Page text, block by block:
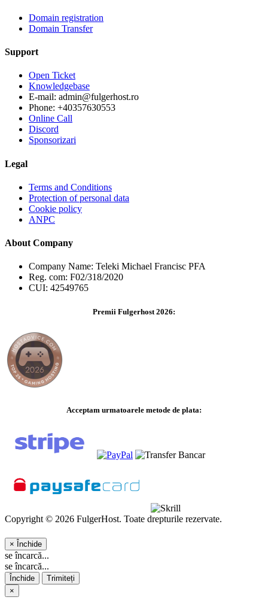
Domain registration
Domain Transfer
Support
Open Ticket
Knowledgebase
E-mail: admin@fulgerhost.ro
Phone: +40357630553
Online Call
Discord
Sponsorizari
Legal
Terms and Conditions
Protection of personal data
Cookie policy
ANPC
About Company
Company Name: Teleki Michael Francisc PFA
Reg. com: F02/318/2020
CUI: 42549765
Premii Fulgerhost 2026:
Acceptam urmatoarele metode de plata:
Copyright © 2026 FulgerHost. Toate drepturile rezervate.
× Închide
se încarcă...
se încarcă...
Închide
Trimiteți
×